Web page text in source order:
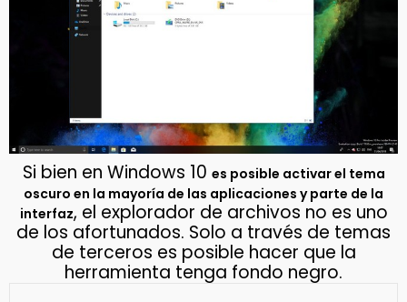
Si bien en Windows 10 es posible activar el tema
oscuro en la mayoría de las aplicaciones y parte de la
interfaz, el explorador de archivos no es uno
de los afortunados. Solo a través de temas
de terceros es posible hacer que la
herramienta tenga fondo negro.